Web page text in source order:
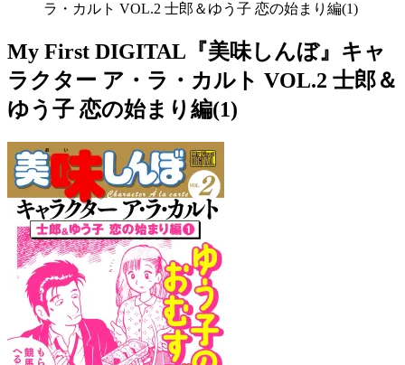
ラ・カルト VOL.2 士郎＆ゆう子 恋の始まり編(1)
My First DIGITAL『美味しんぼ』キャ
ラクター ア・ラ・カルト VOL.2 士郎＆
ゆう子 恋の始まり編(1)